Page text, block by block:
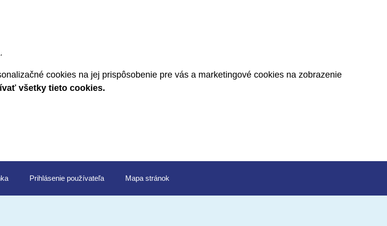
Prihlásenie Mapa
cookies na jej prispôsobenie pre vás a marketingové cookies na zobrazenie
všetky tieto cookies.